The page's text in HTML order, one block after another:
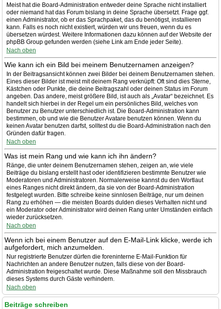
Meist hat die Board-Administration entweder deine Sprache nicht installiert
oder niemand hat das Forum bislang in deine Sprache übersetzt. Frage ggf.
einen Administrator, ob er das Sprachpaket, das du benötigst, installieren
kann. Falls es noch nicht existiert, würden wir uns freuen, wenn du es
übersetzen würdest. Weitere Informationen dazu können auf der Website der
phpBB Group gefunden werden (siehe Link am Ende jeder Seite).
Nach oben
Wie kann ich ein Bild bei meinem Benutzernamen anzeigen?
In der Beitragsansicht können zwei Bilder bei deinem Benutzernamen stehen.
Eines dieser Bilder ist meist mit deinem Rang verknüpft: Oft sind dies Sterne,
Kästchen oder Punkte, die deine Beitragszahl oder deinen Status im Forum
angeben. Das andere, meist größere Bild, ist auch als „Avatar“ bezeichnet. Es
handelt sich hierbei in der Regel um ein persönliches Bild, welches von
Benutzer zu Benutzer unterschiedlich ist. Die Board-Administration kann
bestimmen, ob und wie die Benutzer Avatare benutzen können. Wenn du
keinen Avatar benutzen darfst, solltest du die Board-Administration nach den
Gründen dafür fragen.
Nach oben
Was ist mein Rang und wie kann ich ihn ändern?
Ränge, die unter deinem Benutzernamen stehen, zeigen an, wie viele
Beiträge du bislang erstellt hast oder identifizieren bestimmte Benutzer wie
Moderatoren und Administratoren. Normalerweise kannst du den Wortlaut
eines Ranges nicht direkt ändern, da sie von der Board-Administration
festgelegt wurden. Bitte schreibe keine sinnlosen Beiträge, nur um deinen
Rang zu erhöhen — die meisten Boards dulden dieses Verhalten nicht und
ein Moderator oder Administrator wird deinen Rang unter Umständen einfach
wieder zurücksetzen.
Nach oben
Wenn ich bei einem Benutzer auf den E-Mail-Link klicke, werde ich
aufgefordert, mich anzumelden.
Nur registrierte Benutzer dürfen die foreninterne E-Mail-Funktion für
Nachrichten an andere Benutzer nutzen, falls diese von der Board-
Administration freigeschaltet wurde. Diese Maßnahme soll den Missbrauch
dieses Systems durch Gäste verhindern.
Nach oben
Beiträge schreiben